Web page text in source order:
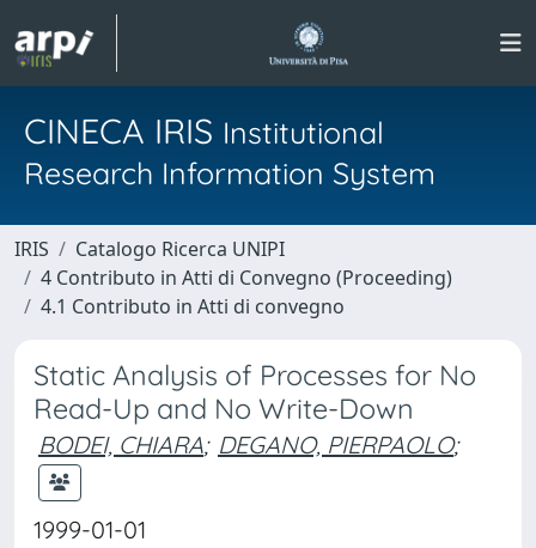
CINECA IRIS Institutional
Research Information System
IRIS
Catalogo Ricerca UNIPI
4 Contributo in Atti di Convegno (Proceeding)
4.1 Contributo in Atti di convegno
Static Analysis of Processes for No
Read-Up and No Write-Down
BODEI, CHIARA; DEGANO, PIERPAOLO;
1999-01-01